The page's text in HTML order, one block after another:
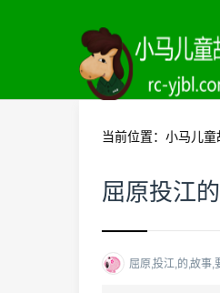
当前位置： 小马儿童
屈原投江
屈原,投江,的,故事,